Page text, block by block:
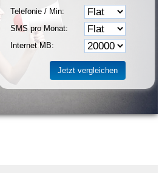
Telefonie / Min:
SMS pro Monat:
Internet MB: